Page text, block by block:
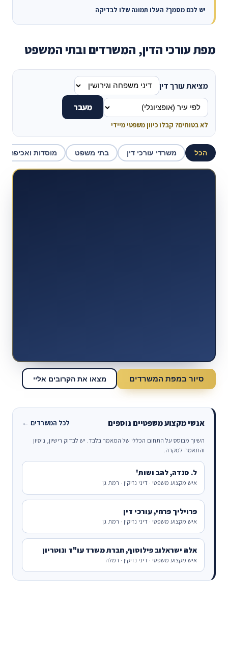
יש לכם מסמך? העלו תמונה שלו לבדיקה
מפת עורכי הדין, המשרדים ובתי המשפט
מציאת עורך דין
מעבר
לא בטוחים? קבלו כיוון משפטי מיידי
הכל משרדי עורכי דין בתי משפט מוסדות ואכיפה
סיור במפת המשרדים מצאו את הקרובים אליי
אנשי מקצוע משפטיים נוספים לכל המשרדים ←
השיוך מבוסס על התחום הכללי של המאמר בלבד. יש לבדוק רישיון, ניסיון
והתאמה למקרה.
ל. סנדה, להב ושות'
איש מקצוע משפטי · דיני נזיקין · רמת גן
פרויליך פרחי, עורכי דין
איש מקצוע משפטי · דיני נזיקין · רמת גן
אלה ישראלוב פילוסוף, חברת משרד עו"ד ונוטריון
איש מקצוע משפטי · דיני נזיקין · רמלה